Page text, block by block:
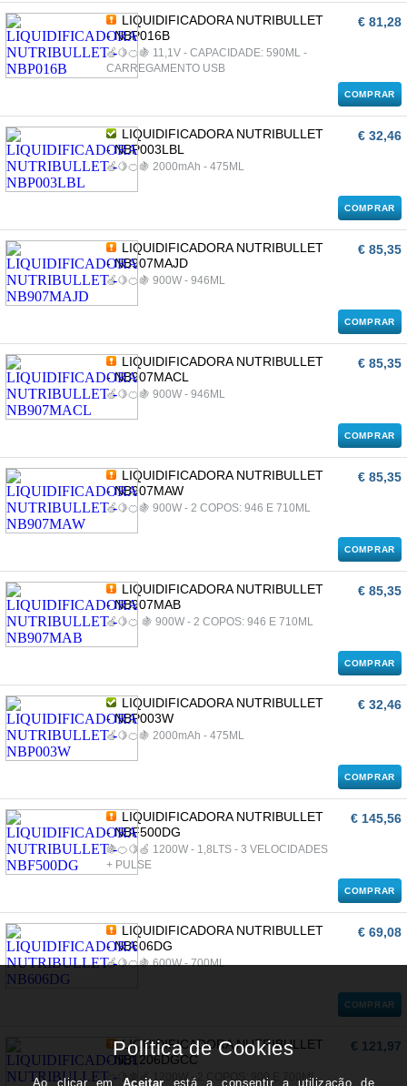
LIQUIDIFICADORA NUTRIBULLET
- NBP016B
🍏🍋🍊🍇 11,1V - CAPACIDADE: 590ML -
CARREGAMENTO USB
€ 81,28
COMPRAR
LIQUIDIFICADORA NUTRIBULLET
- NBP003LBL
🍏🍋🍊🍇 2000mAh - 475ML
€ 32,46
COMPRAR
LIQUIDIFICADORA NUTRIBULLET
- NB907MAJD
🍏🍋🍊🍇 900W - 946ML
€ 85,35
COMPRAR
LIQUIDIFICADORA NUTRIBULLET
- NB907MACL
🍏🍋🍊🍇 900W - 946ML
€ 85,35
COMPRAR
LIQUIDIFICADORA NUTRIBULLET
- NB907MAW
🍏🍋🍊🍇 900W - 2 COPOS: 946 E 710ML
€ 85,35
COMPRAR
LIQUIDIFICADORA NUTRIBULLET
- NB907MAB
🍏🍋🍊 🍇 900W - 2 COPOS: 946 E 710ML
€ 85,35
COMPRAR
LIQUIDIFICADORA NUTRIBULLET
- NBP003W
🍏🍋🍊🍇 2000mAh - 475ML
€ 32,46
COMPRAR
LIQUIDIFICADORA NUTRIBULLET
- NBF500DG
🍇🍊🍋🍏 1200W - 1,8LTS - 3 VELOCIDADES
+ PULSE
€ 145,56
COMPRAR
LIQUIDIFICADORA NUTRIBULLET
- NB606DG
🍏🍋🍊🍇 600W - 700ML
€ 69,08
COMPRAR
LIQUIDIFICADORA NUTRIBULLET
- NB1206DGCC
🍊🍋🍇🍏 1200W - 2 COPOS: 900 E 700ML
€ 121,97